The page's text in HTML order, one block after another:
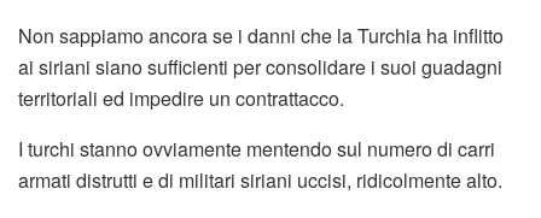
Non sappiamo ancora se i danni che la Turchia ha inflitto
ai siriani siano sufficienti per consolidare i suoi guadagni
territoriali ed impedire un contrattacco.
I turchi stanno ovviamente mentendo sul numero di carri
armati distrutti e di militari siriani uccisi, ridicolmente alto.